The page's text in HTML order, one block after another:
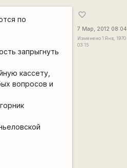
по
запрыгнуть
кассету,
вопросов и
favorite_border
7 Мар, 2012 08:04
Изменено 1 Янв, 1970
03:15